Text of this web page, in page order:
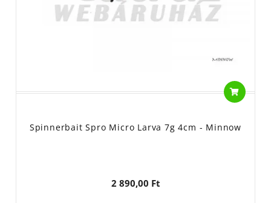
Spinnerbait Spro Micro Larva 7g 4cm - Minnow
2 890,00 Ft